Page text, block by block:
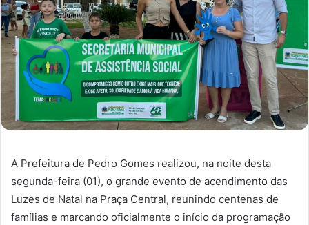
A Prefeitura de Pedro Gomes realizou, na noite desta
segunda-feira (01), o grande evento de acendimento das
Luzes de Natal na Praça Central, reunindo centenas de
famílias e marcando oficialmente o início da programação